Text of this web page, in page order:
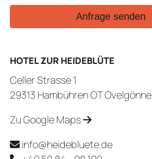
Anfrage senden
HOTEL ZUR HEIDEBLÜTE
Celler Strasse 1
29313 Hambühren OT Ovelgönne
Zu Google Maps
info@heidebluete.de